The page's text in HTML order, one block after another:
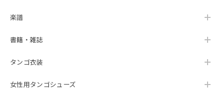
楽譜
書籍・雑誌
タンゴ衣装
女性用タンゴシューズ